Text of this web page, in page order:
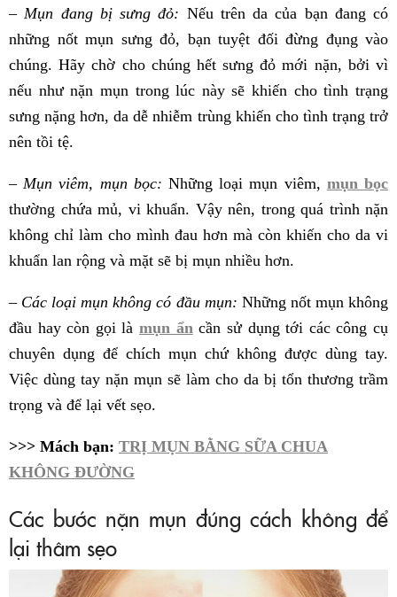
– Mụn đang bị sưng đỏ: Nếu trên da của bạn đang có
những nốt mụn sưng đỏ, bạn tuyệt đối đừng đụng vào
chúng. Hãy chờ cho chúng hết sưng đỏ mới nặn, bởi vì
nếu như nặn mụn trong lúc này sẽ khiến cho tình trạng
sưng nặng hơn, da dễ nhiễm trùng khiến cho tình trạng trở
nên tồi tệ.
– Mụn viêm, mụn bọc: Những loại mụn viêm, mụn bọc
thường chứa mủ, vi khuẩn. Vậy nên, trong quá trình nặn
không chỉ làm cho mình đau hơn mà còn khiến cho da vi
khuẩn lan rộng và mặt sẽ bị mụn nhiều hơn.
– Các loại mụn không có đầu mụn: Những nốt mụn không
đầu hay còn gọi làmụn ẩn cần sử dụng tới các công cụ
chuyên dụng để chích mụn chứ không được dùng tay.
Việc dùng tay nặn mụn sẽ làm cho da bị tổn thương trầm
trọng và để lại vết sẹo.
>>> Mách bạn: TRỊ MỤN BẰNG SỮA CHUA
KHÔNG ĐƯỜNG
Các bước nặn mụn đúng cách không để
lại thâm sẹo